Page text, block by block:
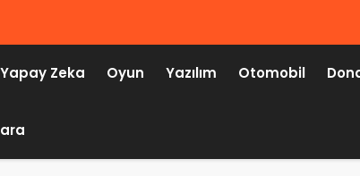
Yapay Zeka Oyun Yazılım Otomobil